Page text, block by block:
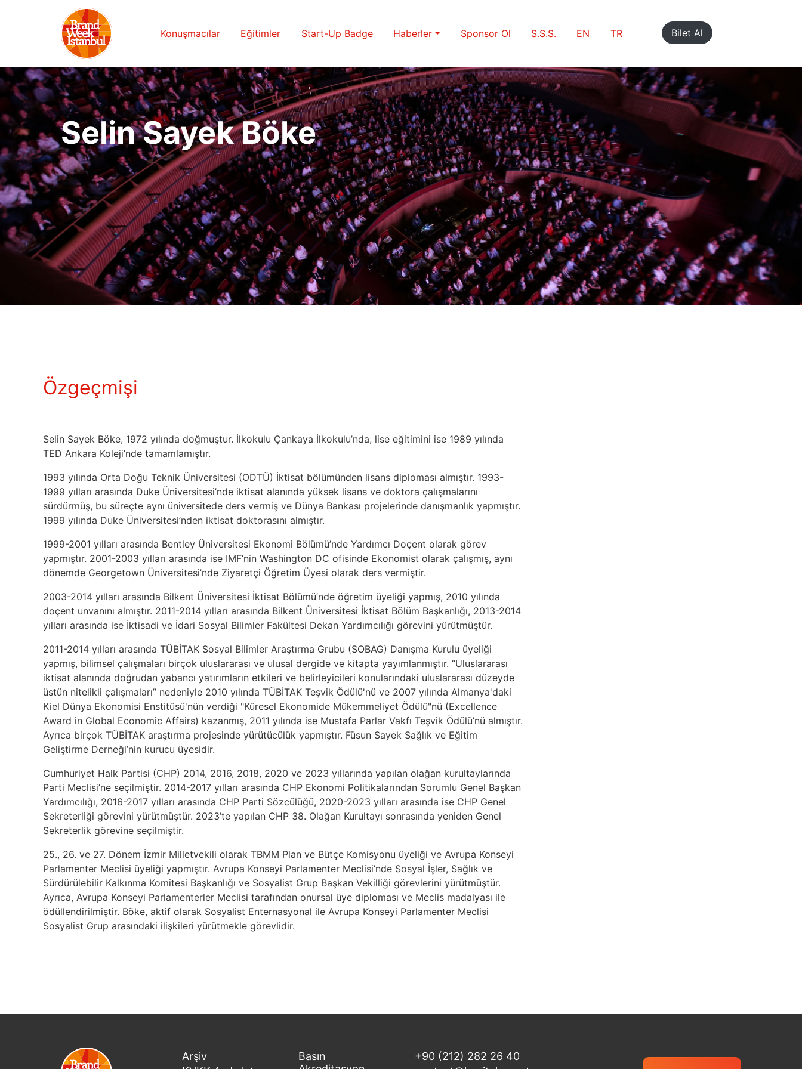
Konuşmacılar Eğitimler Start-Up Badge Haberler Sponsor Ol S.S.S. EN TR Bilet Al
Selin Sayek Böke
Özgeçmişi
Selin Sayek Böke, 1972 yılında doğmuştur. İlkokulu Çankaya İlkokulu’nda, lise eğitimini ise 1989 yılında
TED Ankara Koleji’nde tamamlamıştır.
1993 yılında Orta Doğu Teknik Üniversitesi (ODTÜ) İktisat bölümünden lisans diploması almıştır. 1993-
1999 yılları arasında Duke Üniversitesi’nde iktisat alanında yüksek lisans ve doktora çalışmalarını
sürdürmüş, bu süreçte aynı üniversitede ders vermiş ve Dünya Bankası projelerinde danışmanlık yapmıştır.
1999 yılında Duke Üniversitesi’nden iktisat doktorasını almıştır.
1999-2001 yılları arasında Bentley Üniversitesi Ekonomi Bölümü’nde Yardımcı Doçent olarak görev
yapmıştır. 2001-2003 yılları arasında ise IMF’nin Washington DC ofisinde Ekonomist olarak çalışmış, aynı
dönemde Georgetown Üniversitesi’nde Ziyaretçi Öğretim Üyesi olarak ders vermiştir.
2003-2014 yılları arasında Bilkent Üniversitesi İktisat Bölümü’nde öğretim üyeliği yapmış, 2010 yılında
doçent unvanını almıştır. 2011-2014 yılları arasında Bilkent Üniversitesi İktisat Bölüm Başkanlığı, 2013-2014
yılları arasında ise İktisadi ve İdari Sosyal Bilimler Fakültesi Dekan Yardımcılığı görevini yürütmüştür.
2011-2014 yılları arasında TÜBİTAK Sosyal Bilimler Araştırma Grubu (SOBAG) Danışma Kurulu üyeliği
yapmış, bilimsel çalışmaları birçok uluslararası ve ulusal dergide ve kitapta yayımlanmıştır. “Uluslararası
iktisat alanında doğrudan yabancı yatırımların etkileri ve belirleyicileri konularındaki uluslararası düzeyde
üstün nitelikli çalışmaları” nedeniyle 2010 yılında TÜBİTAK Teşvik Ödülü'nü ve 2007 yılında Almanya'daki
Kiel Dünya Ekonomisi Enstitüsü'nün verdiği "Küresel Ekonomide Mükemmeliyet Ödülü"nü (Excellence
Award in Global Economic Affairs) kazanmış, 2011 yılında ise Mustafa Parlar Vakfı Teşvik Ödülü’nü almıştır.
Ayrıca birçok TÜBİTAK araştırma projesinde yürütücülük yapmıştır. Füsun Sayek Sağlık ve Eğitim
Geliştirme Derneği’nin kurucu üyesidir.
Cumhuriyet Halk Partisi (CHP) 2014, 2016, 2018, 2020 ve 2023 yıllarında yapılan olağan kurultaylarında
Parti Meclisi’ne seçilmiştir. 2014-2017 yılları arasında CHP Ekonomi Politikalarından Sorumlu Genel Başkan
Yardımcılığı, 2016-2017 yılları arasında CHP Parti Sözcülüğü, 2020-2023 yılları arasında ise CHP Genel
Sekreterliği görevini yürütmüştür. 2023’te yapılan CHP 38. Olağan Kurultayı sonrasında yeniden Genel
Sekreterlik görevine seçilmiştir.
25., 26. ve 27. Dönem İzmir Milletvekili olarak TBMM Plan ve Bütçe Komisyonu üyeliği ve Avrupa Konseyi
Parlamenter Meclisi üyeliği yapmıştır. Avrupa Konseyi Parlamenter Meclisi’nde Sosyal İşler, Sağlık ve
Sürdürülebilir Kalkınma Komitesi Başkanlığı ve Sosyalist Grup Başkan Vekilliği görevlerini yürütmüştür.
Ayrıca, Avrupa Konseyi Parlamenterler Meclisi tarafından onursal üye diploması ve Meclis madalyası ile
ödüllendirilmiştir. Böke, aktif olarak Sosyalist Enternasyonal ile Avrupa Konseyi Parlamenter Meclisi
Sosyalist Grup arasındaki ilişkileri yürütmekle görevlidir.
Arşiv
Basın
+90 (212) 282 26 40